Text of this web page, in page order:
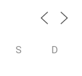
S D